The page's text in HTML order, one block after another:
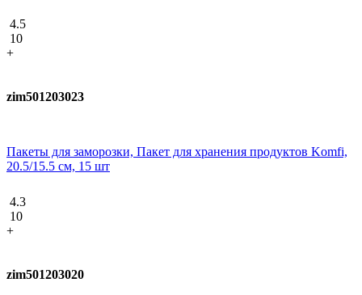
4.5
10
+
zim501203023
Пакеты для заморозки, Пакет для хранения продуктов Komfi,
20.5/15.5 см, 15 шт
4.3
10
+
zim501203020